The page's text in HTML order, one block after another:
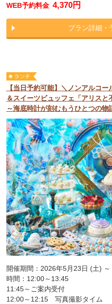
WEB予約料金 4,370円
プラン詳細・
【当日予約可能】＼ノンアルコ
＆スイーツビュッフェ「アリスと
～海底時計が刻むもうひとつの物
開催期間：2026年5月23日 (土)
時間：12:00～13:45
11:45～ご案内受付
12:00～12:15 写真撮影タイム